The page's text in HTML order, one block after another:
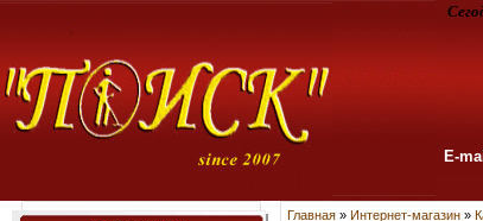
E-
Главная » Интернет-магазин »